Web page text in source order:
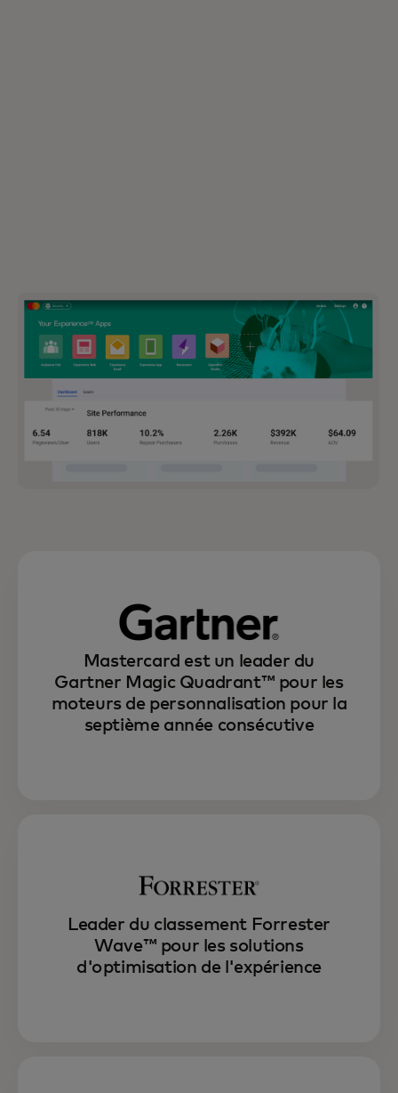
Utilisez Experience OS pour dépasser les
Mastercard est un leader du
Gartner Magic Quadrant™ pour les
moteurs de personnalisation pour la
septième année consécutive
Leader du classement Forrester
Wave™ pour les solutions
d'optimisation de l'expérience